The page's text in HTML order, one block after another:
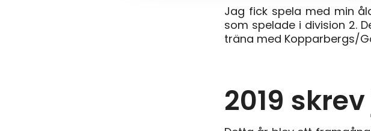
Jag fick spela med min
som spelade i division 2.
träna med Kopparbergs/
2019